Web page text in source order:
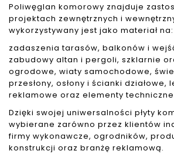
Poliwęglan komorowy znajduje
projektach zewnętrznych i
wykorzystywany jest jako materiał na:
zadaszenia tarasów, balkonów i
zabudowy altan i pergoli, szklarnie
ogrodowe, wiaty samochodowe,
przesłony, osłony i ścianki działowe,
reklamowe oraz elementy
Dzięki swojej uniwersalności płyty
wybierane zarówno przez klientów
firmy wykonawcze, ogrodników,
konstrukcji oraz branżę reklamową.